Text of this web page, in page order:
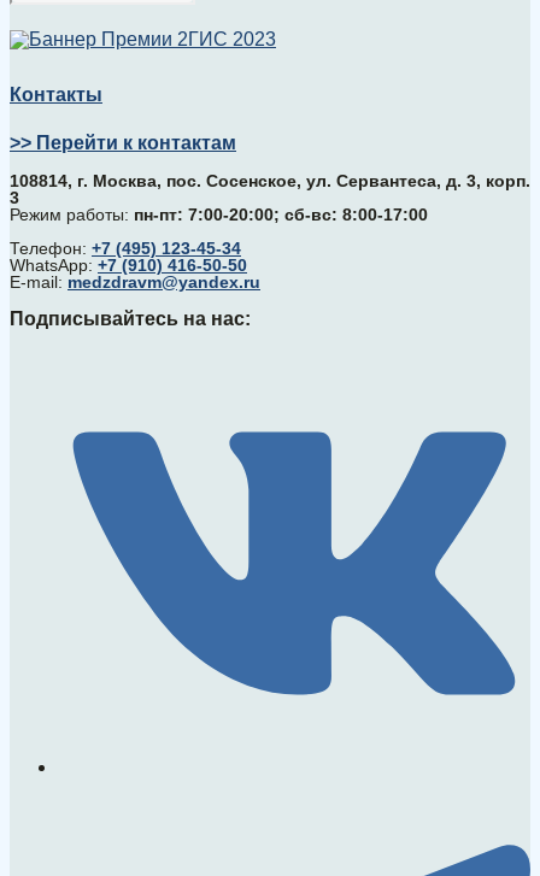
Контакты
>> Перейти к контактам
108814, г. Москва, поc. Сосенское, ул. Сервантеса, д. 3, корп.
3
Режим работы: пн-пт: 7:00-20:00; сб-вс: 8:00-17:00
Телефон: +7 (495) 123-45-34
WhatsApp: +7 (910) 416-50-50
E-mail: medzdravm@yandex.ru
Подписывайтесь на нас: